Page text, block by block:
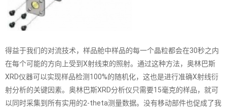
得益于我们的对流技术，样品舱中样品的每一个晶粒都会在30秒之内
在每个可能的方向上受到X射线束的照射。通过这种方法，奥林巴斯
XRD仪器可以实现样品检测100%的随机化，这也是进行准确X射线衍
射分析的关键因素。奥林巴斯XRD分析仪只需要15毫克的样品，就可
以同时采集到所有实用的2-theta测量数据。没有移动部件也促成了我